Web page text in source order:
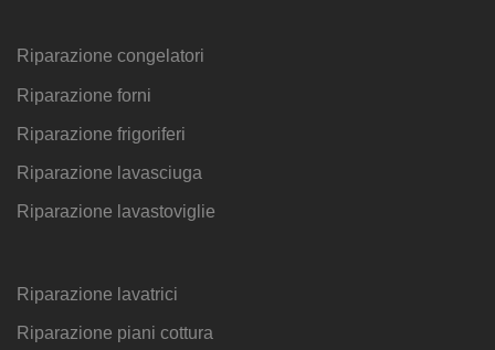
Riparazione congelatori
Riparazione forni
Riparazione frigoriferi
Riparazione lavasciuga
Riparazione lavastoviglie
Riparazione lavatrici
Riparazione piani cottura